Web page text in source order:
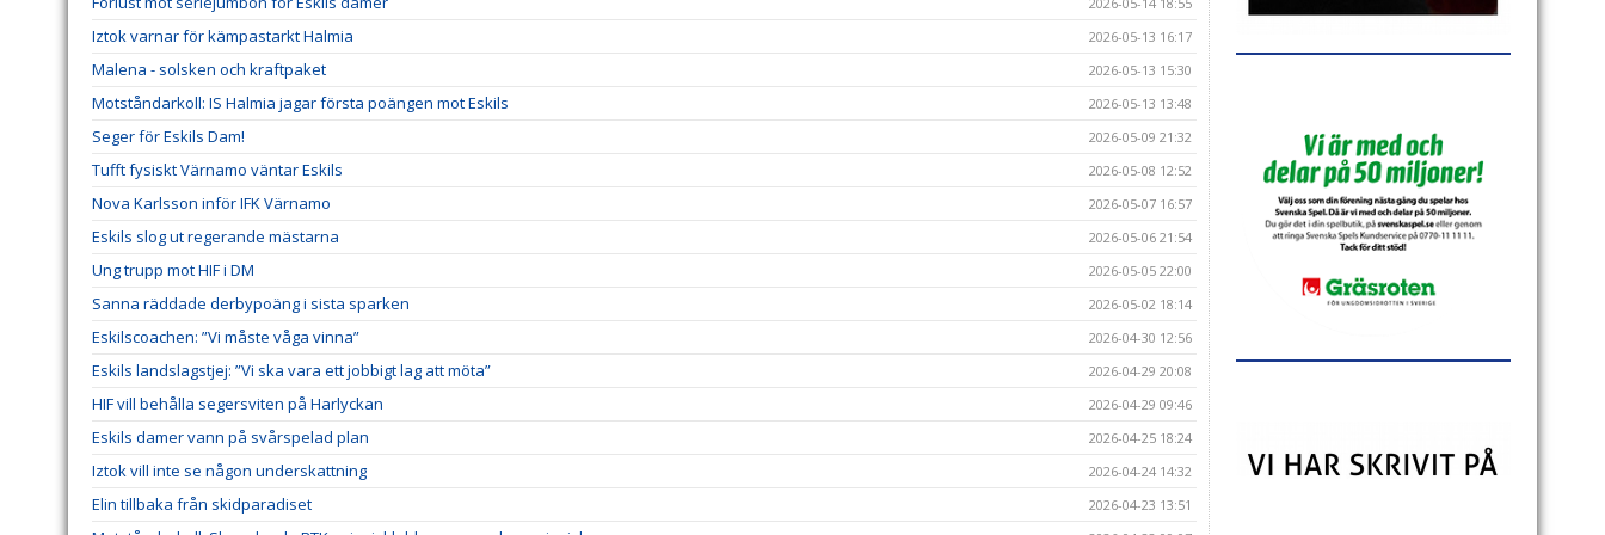
Iztok varnar för kämpastarkt Halmia 2026-05-13 16:17
Malena - solsken och kraftpaket 2026-05-13 15:30
Motståndarkoll: IS Halmia jagar första poängen mot Eskils 2026-05-13 13:48
Seger för Eskils Dam! 2026-05-09 21:32
Tufft fysiskt Värnamo väntar Eskils 2026-05-08 12:52
Nova Karlsson inför IFK Värnamo 2026-05-07 16:57
Eskils slog ut regerande mästarna 2026-05-06 21:54
Ung trupp mot HIF i DM 2026-05-05 22:00
Sanna räddade derbypoäng i sista sparken 2026-05-02 18:14
Eskilscoachen: ”Vi måste våga vinna” 2026-04-30 12:56
Eskils landslagstjej: ”Vi ska vara ett jobbigt lag att möta” 2026-04-29 20:08
HIF vill behålla segersviten på Harlyckan 2026-04-29 09:46
Eskils damer vann på svårspelad plan 2026-04-25 18:24
Iztok vill inte se någon underskattning 2026-04-24 14:32
Elin tillbaka från skidparadiset 2026-04-23 13:51